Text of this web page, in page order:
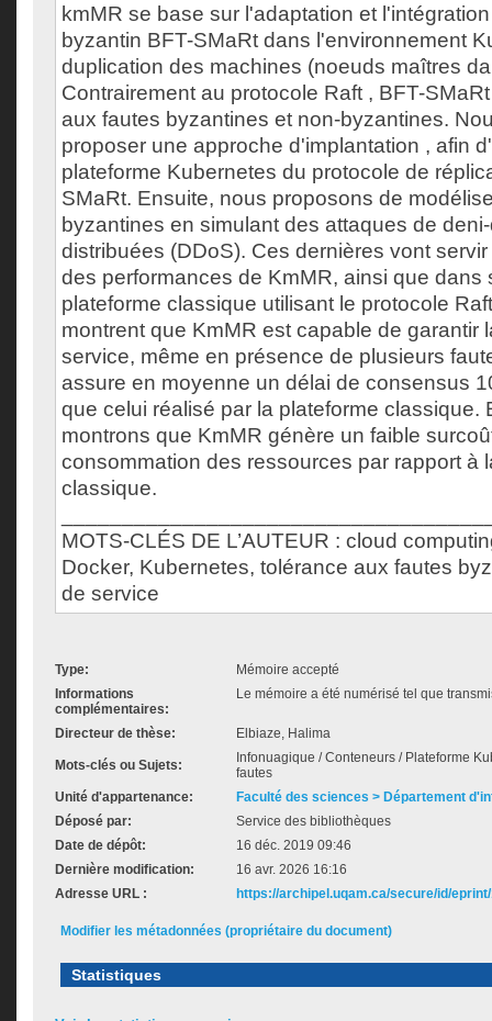
kmMR se base sur l'adaptation et
byzantin BFT-SMaRt dans l'environnement
duplication des machines (noeuds maîtres
Contrairement au protocole Raft , BFT-
aux fautes byzantines et non-byzantines.
proposer une approche d'implantation , afin
plateforme Kubernetes du protocole de
SMaRt. Ensuite, nous proposons de
byzantines en simulant des attaques de
distribuées (DDoS). Ces dernières vont
des performances de KmMR, ainsi que dans
plateforme classique utilisant le protocole
montrent que KmMR est capable de garantir
service, même en présence de plusieurs
assure en moyenne un délai de consensus
que celui réalisé par la plateforme classique.
montrons que KmMR génère un faible
consommation des ressources par rapport à
classique.
MOTS-CLÉS DE L’AUTEUR : cloud
Docker, Kubernetes, tolérance aux fautes
de service
Type:
Mémoire accepté
Informations
complémentaires:
Le mémoire a été numérisé tel que
Directeur de thèse: Elbiaze, Halima
Mots-clés ou Sujets:
Infonuagique / Conteneurs / Plateforme
fautes
Unité d'appartenance:
Faculté des sciences > Département
Déposé par:
Service des bibliothèques
Date de dépôt:
16 déc. 2019 09:46
Dernière modification:
16 avr. 2026 16:16
Adresse URL :
https://archipel.uqam.ca/secure/id/
Modifier les métadonnées (propriétaire du document)
Statistiques